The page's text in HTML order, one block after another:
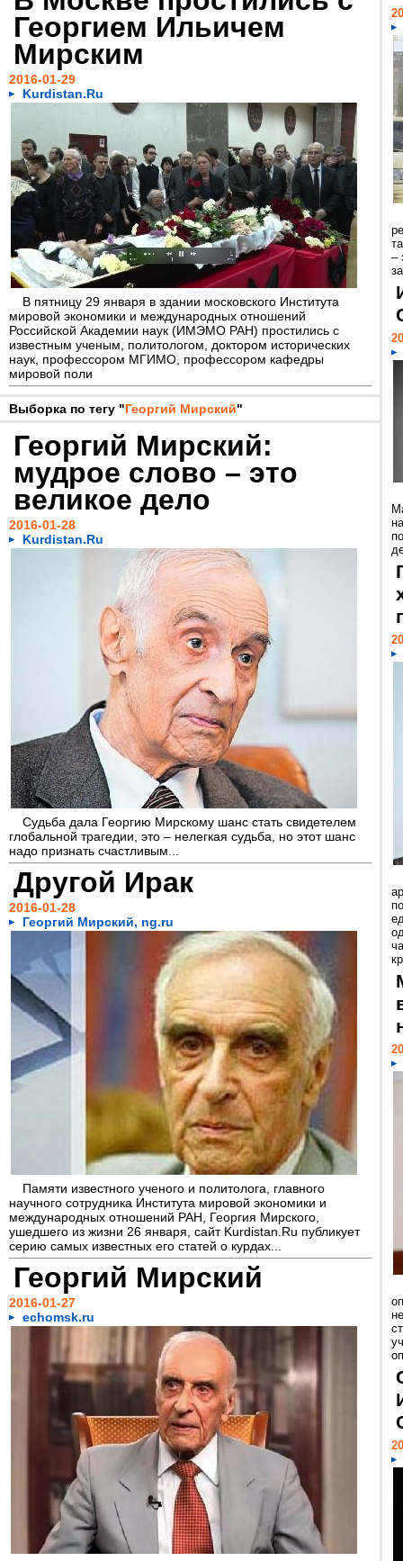
Георгием Ильичем
Мирским
2016-01-29
Kurdistan.Ru
В пятницу 29 января в здании московского Института
мировой экономики и международных отношений
Российской Академии наук (ИМЭМО РАН) простились с
известным ученым, политологом, доктором исторических
наук, профессором МГИМО, профессором кафедры
мировой поли
Выборка по тегу "Георгий Мирский"
Георгий Мирский:
мудрое слово – это
великое дело
2016-01-28
Kurdistan.Ru
Судьба дала Георгию Мирскому шанс стать свидетелем
глобальной трагедии, это – нелегкая судьба, но этот шанс
надо признать счастливым...
Другой Ирак
2016-01-28
Георгий Мирский, ng.ru
Памяти известного ученого и политолога, главного
научного сотрудника Института мировой экономики и
международных отношений РАН, Георгия Мирского,
ушедшего из жизни 26 января, сайт Kurdistan.Ru публикует
серию самых известных его статей о курдах...
Георгий Мирский
2016-01-27
echomsk.ru
–